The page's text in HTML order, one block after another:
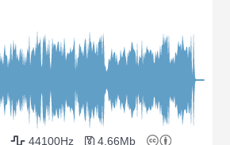
44100Hz 4.66Mb